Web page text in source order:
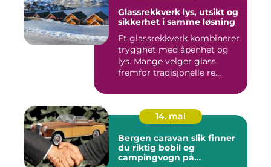
Glassrekkverk lys, utsikt og
sikkerhet i samme løsning
Et glassrekkverk kombinerer
trygghet med åpenhet og
lys. Mange velger glass
fremfor tradisjonelle re...
14. mai
Bergen caravan slik finner
du riktig bobil og
campingvogn på